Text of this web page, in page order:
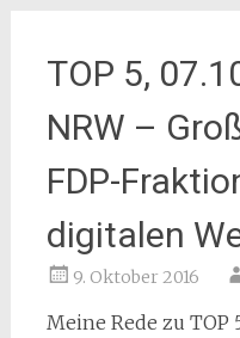
TOP 5,
NRW –
FDP-
digitalen
9. Oktober 2016
Meine Rede zu TOP